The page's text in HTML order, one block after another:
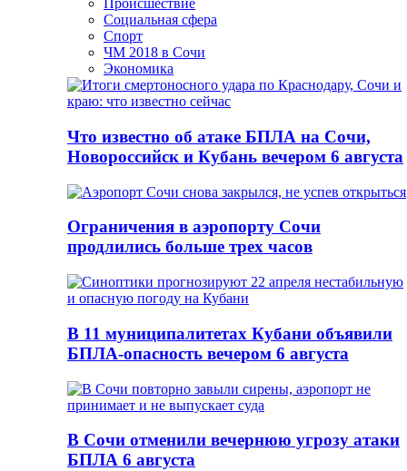
Происшествие
Социальная сфера
Спорт
ЧМ 2018 в Сочи
Экономика
Что известно об атаке БПЛА на Сочи,
Новороссийск и Кубань вечером 6 августа
Ограничения в аэропорту Сочи
продлились больше трех часов
В 11 муниципалитетах Кубани объявили
БПЛА-опасность вечером 6 августа
В Сочи отменили вечернюю угрозу атаки
БПЛА 6 августа